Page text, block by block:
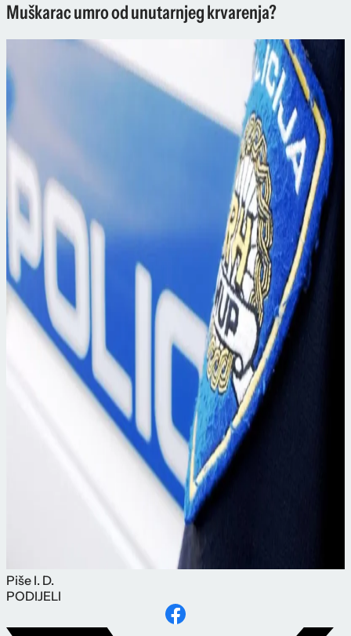
Muškarac umro od unutarnjeg krvarenja?
Piše I. D.
PODIJELI